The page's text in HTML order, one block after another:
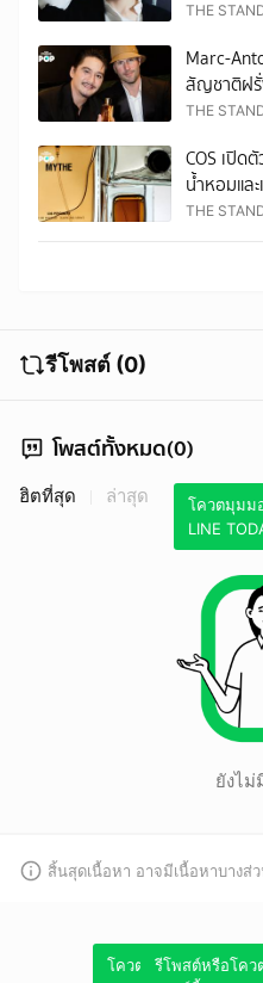
THE
Marc-
สัญชาติฝรั่
ทางการ
THE
COS เปิด
น้ำหอมแล
THE
รีโพสต์ (0)
โพสต์ทั้งหมด(0)
โควตมุมม
LINE
ฮิตที่สุด ล่าสุด
ยังไม่
สิ้นสุดเนื้อหา อาจมีเนื้อหาบางส่
โควตมุมมองของคุณผ่
รีโพสต์หรือโค